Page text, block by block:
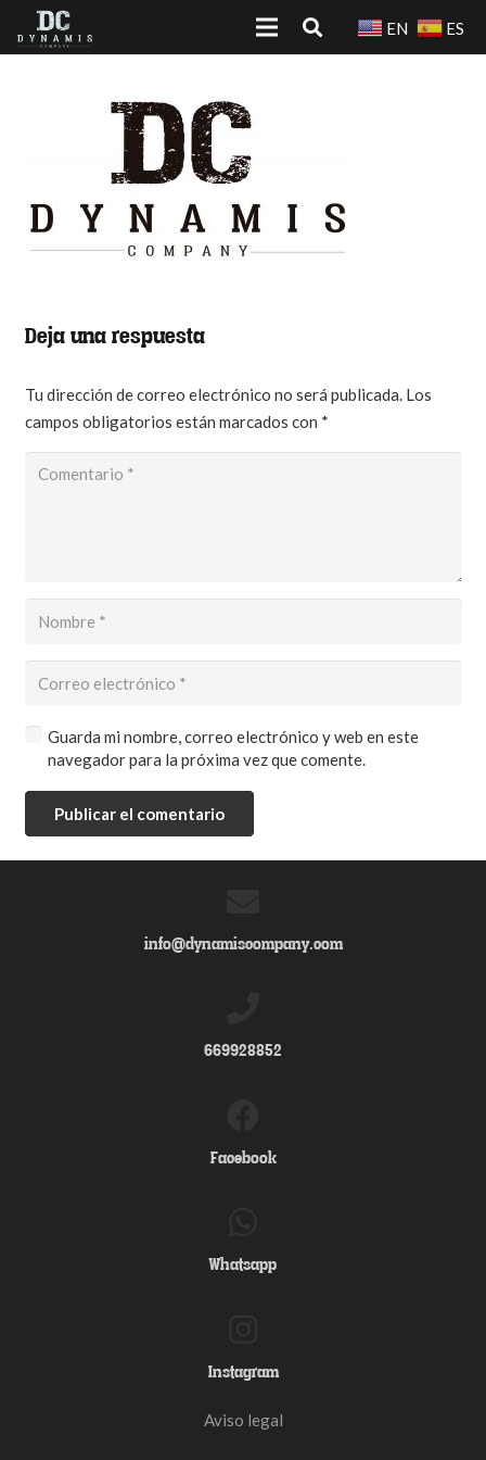
EN ES
Deja una respuesta
Tu dirección de correo electrónico no será publicada. Los
campos obligatorios están marcados con *
Guarda mi nombre, correo electrónico y web en este
navegador para la próxima vez que comente.
Publicar el comentario
info@dynamiscompany.com
669928852
Facebook
Whatsapp
Instagram
Aviso legal